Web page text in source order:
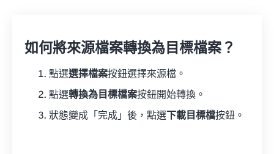
如何將來源檔案轉換為目標檔案？
點選選擇檔案按鈕選擇來源檔。
點選轉換為目標檔案按鈕開始轉換。
狀態變成「完成」後，點選 下載目標檔按鈕。